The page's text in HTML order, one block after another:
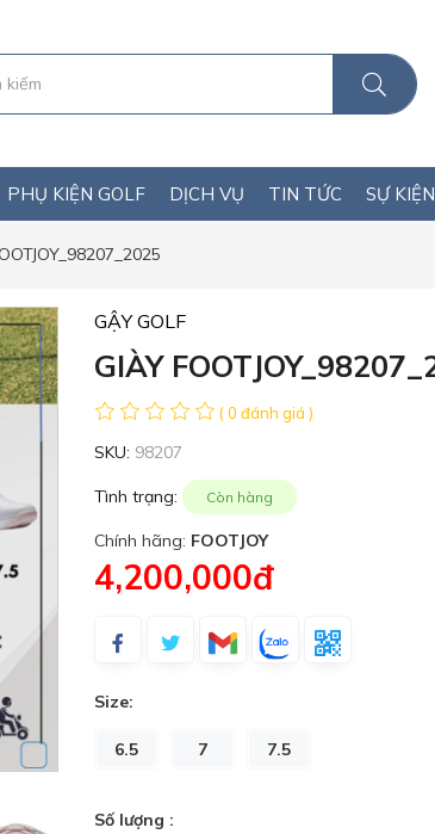
PHỤ KIỆN GOLF DỊCH VỤ TIN TỨC SỰ KIỆN
GẬY GOLF
GIÀY
( 0 đánh giá )
SKU: 98207
Tình trạng: Còn hàng
Chính hãng: FOOTJOY
4,200,000đ
Size:
6.5 7 7.5
Số lượng :